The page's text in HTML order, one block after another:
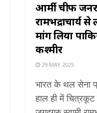
आर्मी चीफ
रामभद्राचार्य
मांग लिया
कश्मीर
29 MAY 2025
भारत के थल सेना
हाल ही में